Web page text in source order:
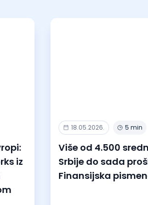
iz
18.05.2026. 5 min
Više od 4.500
Srbije do sada
Finansijska